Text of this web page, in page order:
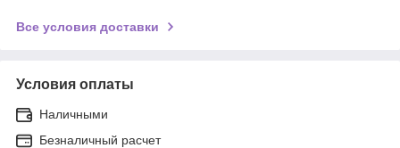
Все условия доставки
Условия оплаты
Наличными
Безналичный расчет